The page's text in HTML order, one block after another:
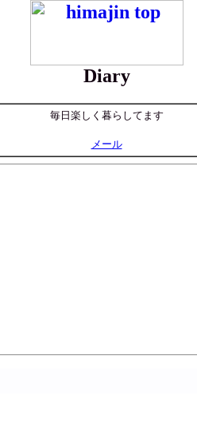
Diary
毎日楽しく暮らしてます
メール